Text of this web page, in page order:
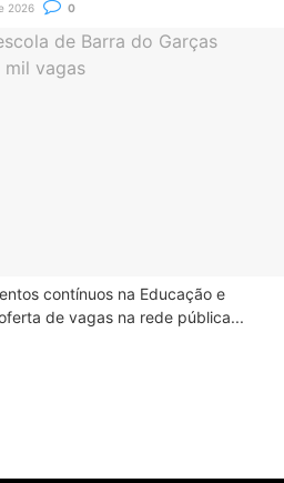
2026 0
contínuos na Educação e
de vagas na rede pública...